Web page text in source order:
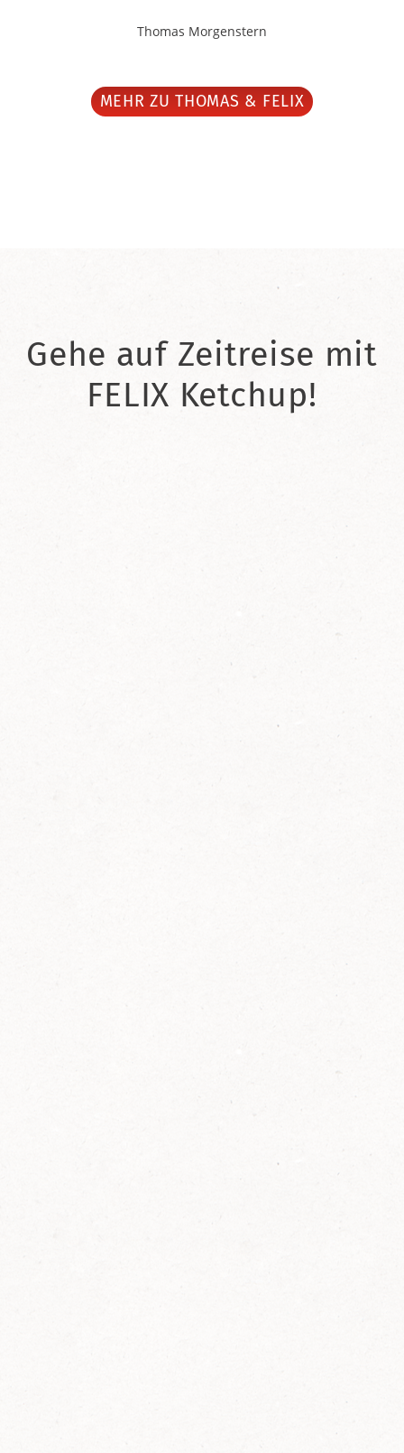
Thomas Morgenstern
MEHR ZU THOMAS & FELIX
Gehe auf Zeitreise mit
FELIX Ketchup!